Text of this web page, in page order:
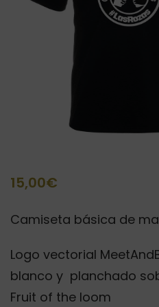
15,00€
Camiseta básica de
Logo vectorial
blanco y planchado
Fruit of the loom